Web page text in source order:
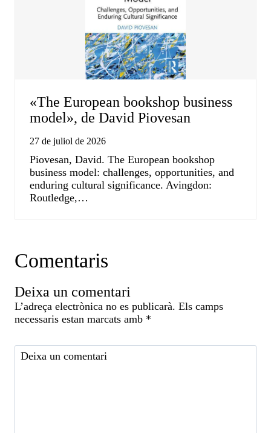
«The European bookshop business
model», de David Piovesan
27 de juliol de 2026
Piovesan, David. The European bookshop
business model: challenges, opportunities, and
enduring cultural significance. Avingdon:
Routledge,…
Comentaris
Deixa un comentari
L’adreça electrònica no es publicarà. Els camps
necessaris estan marcats amb *